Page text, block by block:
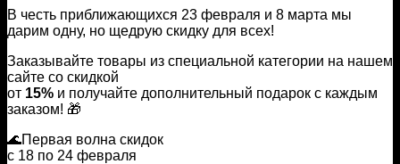
В честь приближающихся 23 февраля и 8 марта мы
дарим одну, но щедрую скидку для всех!
Заказывайте товары из специальной категории на нашем
сайте со скидкой
от 15% и получайте дополнительный подарок с каждым
заказом! 🎁
🌊Первая волна скидок
с 18 по 24 февраля